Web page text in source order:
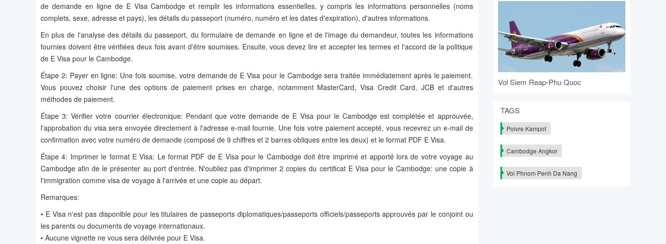
de demande en ligne de E Visa Cambodge et remplir les informations essentielles, y compris les informations personnelles (noms
complets, sexe, adresse et pays), les détails du passeport (numéro, numéro et les dates d'expiration), d'autres informations.
En plus de l'analyse des détails du passeport, du formulaire de demande en ligne et de l'image du demandeur, toutes les informations
fournies doivent être vérifiées deux fois avant d'être soumises. Ensuite, vous devez lire et accepter les termes et l'accord de la politique
de E Visa pour le Cambodge.
Étape 2: Payer en ligne: Une fois soumise, votre demande de E Visa pour le Cambodge sera traitée immédiatement après le paiement.
Vous pouvez choisir l'une des options de paiement prises en charge, notamment MasterCard, Visa Credit Card, JCB et d'autres
méthodes de paiement.
Étape 3: Vérifier votre courrier électronique: Pendant que votre demande de E Visa pour le Cambodge est complétée et approuvée,
l'approbation du visa sera envoyée directement à l'adresse e-mail fournie. Une fois votre paiement accepté, vous recevrez un e-mail de
confirmation avec votre numéro de demande (composé de 9 chiffres et 2 barres obliques entre les deux) et le format PDF E Visa.
Étape 4: Imprimer le format E Visa: Le format PDF de E Visa pour le Cambodge doit être imprimé et apporté lors de votre voyage au
Cambodge afin de le présenter au port d'entrée. N'oubliez pas d'imprimer 2 copies du certificat E Visa pour le Cambodge: une copie à
l'immigration comme visa de voyage à l'arrivée et une copie au départ.
Remarques:
• E Visa n'est pas disponible pour les titulaires de passeports diplomatiques/passeports officiels/passeports approuvés par le conjoint ou
les parents ou documents de voyage internationaux.
• Aucune vignette ne vous sera délivrée pour E Visa.
Vol Siem Reap-Phu Quoc
TAGS
Poivre Kampot
Cambodge Angkor
Vol Phnom Penh Da Nang